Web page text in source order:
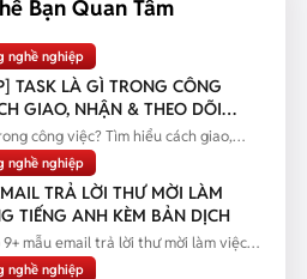
Bạn Quan Tâm
nghề nghiệp
TASK LÀ GÌ TRONG CÔNG
GIAO, NHẬN & THEO DÕI
công việc? Tìm hiểu cách giao,
dõi task...
nghề nghiệp
TRẢ LỜI THƯ MỜI LÀM
TIẾNG ANH KÈM BẢN DỊCH
mẫu email trả lời thư mời làm việc
kèm bản...
nghề nghiệp